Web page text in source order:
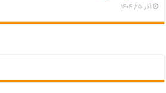
آذر ۲۵, ۱۴۰۴